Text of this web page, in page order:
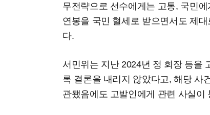
무전략으로 선수에게는 고통, 국민
연봉을 국민 혈세로 받으면서도 제
다.
서민위는 지난 2024년 정 회장 등을
록 결론을 내리지 않았다고, 해당 사
관됐음에도 고발인에게 관련 사실이